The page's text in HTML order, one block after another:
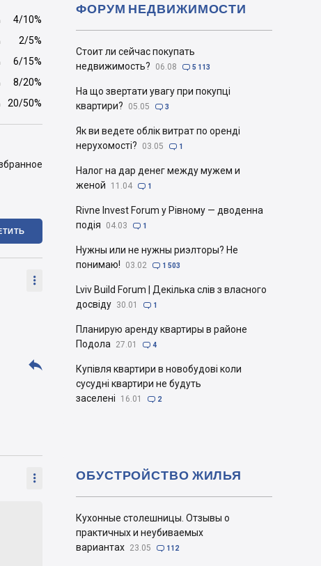
4/10%
2/5%
6/15%
8/20%
20/50%



Стоит ли сейчас покупать
недвижимость?
06.08  5 113
На що звертати увагу при покупці
квартири?
05.05  3
Як ви ведете облік витрат по оренді
нерухомості?
03.05  1
Налог на дар денег между мужем и
женой
11.04  1
Rivne Invest Forum у Рівному — дводенна
подія
04.03  1
Нужны или не нужны риэлторы? Не
понимаю!
03.02  1 503
Lviv Build Forum | Декілька слів з власного
досвіду 30.01  1
Планирую аренду квартиры в районе
Подола
27.01  4
Купівля квартири в новобудові коли
сусудні квартири не будуть
заселені
16.01  2
ФОРУМ НЕДВИЖИМОСТИ
Кухонные столешницы. Отзывы о
практичных и неубиваемых
вариантах 23.05  112
ОБУСТРОЙСТВО ЖИЛЬЯ